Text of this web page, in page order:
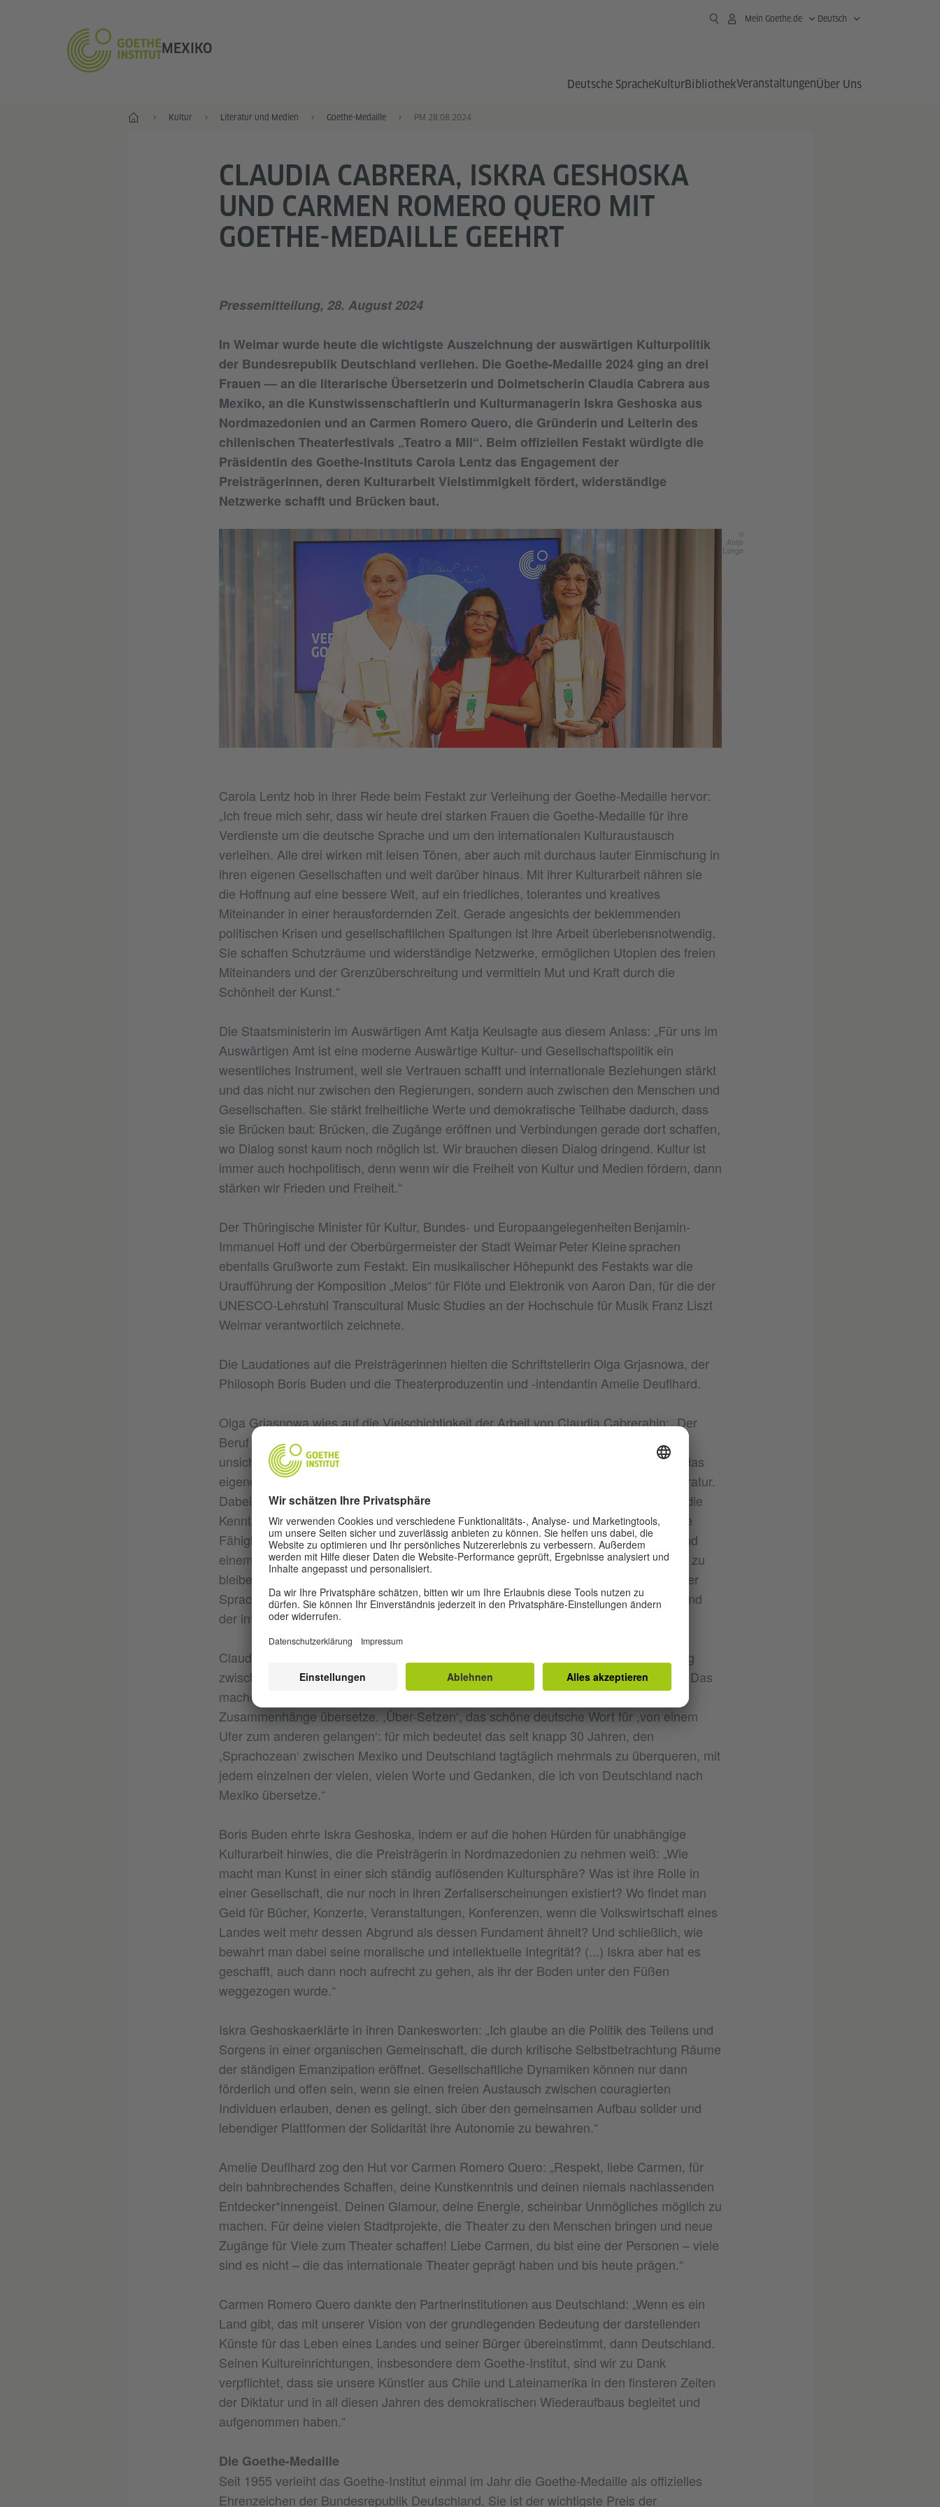
MEXIKO
Mein Goethe.de Deutsch
Deutsche SpracheKulturBibliothekVeranstaltungenÜber Uns
Start Kultur Literatur und Medien Goethe-Medaille PM 28.08.2024
CLAUDIA CABRERA, ISKRA GESHOSKA
UND CARMEN ROMERO QUERO MIT
GOETHE-MEDAILLE GEEHRT
Pressemitteilung, 28. August 2024
In Weimar wurde heute die wichtigste Auszeichnung der auswärtigen Kulturpolitik
der Bundesrepublik Deutschland verliehen. Die Goethe-Medaille 2024 ging an drei
Frauen — an die literarische Übersetzerin und Dolmetscherin Claudia Cabrera aus
Mexiko, an die Kunstwissenschaftlerin und Kulturmanagerin Iskra Geshoska aus
Nordmazedonien und an Carmen Romero Quero, die Gründerin und Leiterin des
chilenischen Theaterfestivals „Teatro a Mil“. Beim offiziellen Festakt würdigte die
Präsidentin des Goethe-Instituts Carola Lentz das Engagement der
Preisträgerinnen, deren Kulturarbeit Vielstimmigkeit fördert, widerständige
Netzwerke schafft und Brücken baut.
Antje
Lange
Carola Lentz hob in ihrer Rede beim Festakt zur Verleihung der Goethe-Medaille hervor:
„Ich freue mich sehr, dass wir heute drei starken Frauen die Goethe-Medaille für ihre
Verdienste um die deutsche Sprache und um den internationalen Kulturaustausch
verleihen. Alle drei wirken mit leisen Tönen, aber auch mit durchaus lauter Einmischung in
ihren eigenen Gesellschaften und weit darüber hinaus. Mit ihrer Kulturarbeit nähren sie
die Hoffnung auf eine bessere Welt, auf ein friedliches, tolerantes und kreatives
Miteinander in einer herausfordernden Zeit. Gerade angesichts der beklemmenden
politischen Krisen und gesellschaftlichen Spaltungen ist ihre Arbeit überlebensnotwendig.
Sie schaffen Schutzräume und widerständige Netzwerke, ermöglichen Utopien des freien
Miteinanders und der Grenzüberschreitung und vermitteln Mut und Kraft durch die
Schönheit der Kunst.“
Die Staatsministerin im Auswärtigen Amt Katja Keulsagte aus diesem Anlass: „Für uns im
Auswärtigen Amt ist eine moderne Auswärtige Kultur- und Gesellschaftspolitik ein
wesentliches Instrument, weil sie Vertrauen schafft und internationale Beziehungen stärkt
und das nicht nur zwischen den Regierungen, sondern auch zwischen den Menschen und
Gesellschaften. Sie stärkt freiheitliche Werte und demokratische Teilhabe dadurch, dass
sie Brücken baut: Brücken, die Zugänge eröffnen und Verbindungen gerade dort schaffen,
wo Dialog sonst kaum noch möglich ist. Wir brauchen diesen Dialog dringend. Kultur ist
immer auch hochpolitisch, denn wenn wir die Freiheit von Kultur und Medien fördern, dann
stärken wir Frieden und Freiheit.“
Der Thüringische Minister für Kultur, Bundes- und Europaangelegenheiten Benjamin-
Immanuel Hoff und der Oberbürgermeister der Stadt Weimar Peter Kleine sprachen
ebenfalls Grußworte zum Festakt. Ein musikalischer Höhepunkt des Festakts war die
Uraufführung der Komposition „Melos“ für Flöte und Elektronik von Aaron Dan, für die der
UNESCO-Lehrstuhl Transcultural Music Studies an der Hochschule für Musik Franz Liszt
Weimar verantwortlich zeichnete.
Die Laudationes auf die Preisträgerinnen hielten die Schriftstellerin Olga Grjasnowa, der
Philosoph Boris Buden und die Theaterproduzentin und -intendantin Amelie Deuflhard.
Olga Grjasnowa wies auf die Vielschichtigkeit der Arbeit von Claudia Cabrerahin: „Der
Beruf der Literaturübersetzerin ist ein leiser, bescheidener und leider viel zu oft ein
unsichtbarer. Umso mehr Achtung gebührt dieser Berufswahl, bei der es weder um das
eigene Ego noch den Ruhm geht, sondern einzig um die Liebe zur Sprache und Literatur.
Dabei ist es auch ein Beruf, der ein außerordentliches Können abverlangt, nicht nur die
Kenntnis beider Sprachen, beider Kulturen, Länder, sondern auch noch die magische
Fähigkeit ein literarisches Werk mit all seinen Eigenheiten in eine andere Sprache und
einem anderen Kulturraum nachzudichten und dabei dem Originaltext möglichst treu zu
bleiben. Dabei ist es wichtig, nicht nur den neuesten Änderungen in der Kultur und der
Sprache zu folgen, sondern auch in der Literatur, in der deutschen, mexikanischen und
der internationalen.“
Claudia Cabrera betonte in ihrer Dankesrede, sie versuche „jeden Tag die Entfernung
zwischen Deutschland und Mexiko zu verringern und die ,Fremdheiten‘ anzunähern. Das
mache ich nicht nur, indem ich Bücher übersetze, sondern auch kulturelle
Zusammenhänge übersetze. ,Über-Setzen‘, das schöne deutsche Wort für ,von einem
Ufer zum anderen gelangen‘: für mich bedeutet das seit knapp 30 Jahren, den
,Sprachozean‘ zwischen Mexiko und Deutschland tagtäglich mehrmals zu überqueren, mit
jedem einzelnen der vielen, vielen Worte und Gedanken, die ich von Deutschland nach
Mexiko übersetze.“
Boris Buden ehrte Iskra Geshoska, indem er auf die hohen Hürden für unabhängige
Kulturarbeit hinwies, die die Preisträgerin in Nordmazedonien zu nehmen weiß: „Wie
macht man Kunst in einer sich ständig auflösenden Kultursphäre? Was ist ihre Rolle in
einer Gesellschaft, die nur noch in ihren Zerfallserscheinungen existiert? Wo findet man
Geld für Bücher, Konzerte, Veranstaltungen, Konferenzen, wenn die Volkswirtschaft eines
Landes weit mehr dessen Abgrund als dessen Fundament ähnelt? Und schließlich, wie
bewahrt man dabei seine moralische und intellektuelle Integrität? (...) Iskra aber hat es
geschafft, auch dann noch aufrecht zu gehen, als ihr der Boden unter den Füßen
weggezogen wurde.“
Iskra Geshoskaerklärte in ihren Dankesworten: „Ich glaube an die Politik des Teilens und
Sorgens in einer organischen Gemeinschaft, die durch kritische Selbstbetrachtung Räume
der ständigen Emanzipation eröffnet. Gesellschaftliche Dynamiken können nur dann
förderlich und offen sein, wenn sie einen freien Austausch zwischen couragierten
Individuen erlauben, denen es gelingt, sich über den gemeinsamen Aufbau solider und
lebendiger Plattformen der Solidarität ihre Autonomie zu bewahren.“
Amelie Deuflhard zog den Hut vor Carmen Romero Quero: „Respekt, liebe Carmen, für
dein bahnbrechendes Schaffen, deine Kunstkenntnis und deinen niemals nachlassenden
Entdecker*innengeist. Deinen Glamour, deine Energie, scheinbar Unmögliches möglich zu
machen. Für deine vielen Stadtprojekte, die Theater zu den Menschen bringen und neue
Zugänge für Viele zum Theater schaffen! Liebe Carmen, du bist eine der Personen – viele
sind es nicht – die das internationale Theater geprägt haben und bis heute prägen.“
Carmen Romero Quero dankte den Partnerinstitutionen aus Deutschland: „Wenn es ein
Land gibt, das mit unserer Vision von der grundlegenden Bedeutung der darstellenden
Künste für das Leben eines Landes und seiner Bürger übereinstimmt, dann Deutschland.
Seinen Kultureinrichtungen, insbesondere dem Goethe-Institut, sind wir zu Dank
verpflichtet, dass sie unsere Künstler aus Chile und Lateinamerika in den finsteren Zeiten
der Diktatur und in all diesen Jahren des demokratischen Wiederaufbaus begleitet und
aufgenommen haben.“
Die Goethe-Medaille
Seit 1955 verleiht das Goethe-Institut einmal im Jahr die Goethe-Medaille als offizielles
Ehrenzeichen der Bundesrepublik Deutschland. Sie ist der wichtigste Preis der